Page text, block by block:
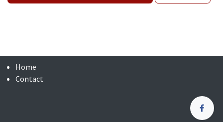
Home
Contact